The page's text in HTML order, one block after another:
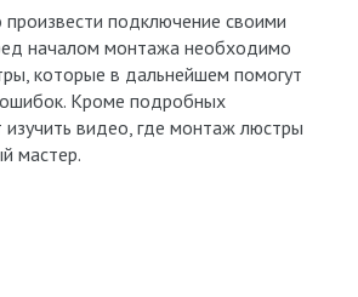
подключение своими
началом монтажа необходимо
которые в дальнейшем помогут
Кроме подробных
изучить видео, где монтаж люстры
мастер.